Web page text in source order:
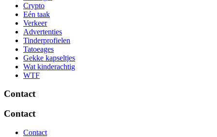
Crypto
Eén taak
Verkeer
Advertenties
Tinderprofielen
Tatoeages
Gekke kapseltjes
Wat kinderachtig
WTF
Contact
Contact
Contact